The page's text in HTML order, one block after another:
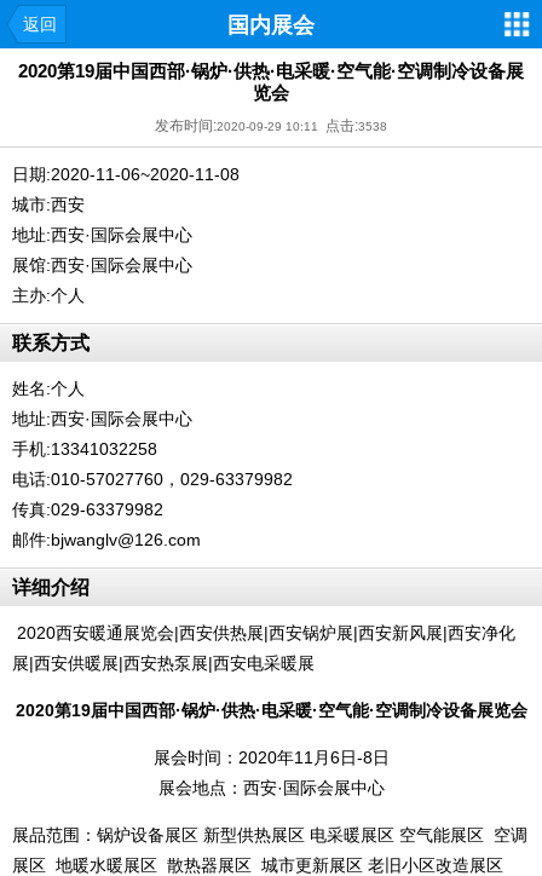
返回 国内展会
2020第19届中国西部·锅炉·供热·电采暖·空气能·空调制冷设备展
览会
发布时间:2020-09-29 10:11 点击:3538
日期:2020-11-06~2020-11-08
城市:西安
地址:西安·国际会展中心
展馆:西安·国际会展中心
主办:个人
联系方式
姓名:个人
地址:西安·国际会展中心
手机:13341032258
电话:010-57027760，029-63379982
传真:029-63379982
邮件:bjwanglv@126.com
详细介绍
2020西安暖通展览会|西安供热展|西安锅炉展|西安新风展|西安净化
展|西安供暖展|西安热泵展|西安电采暖展
2020第19届中国西部·锅炉·供热·电采暖·空气能·空调制冷设备展览会
展会时间：2020年11月6日-8日
展会地点：西安·国际会展中心
展品范围：锅炉设备展区 新型供热展区 电采暖展区 空气能展区 空调
展区 地暖水暖展区 散热器展区 城市更新展区 老旧小区改造展区